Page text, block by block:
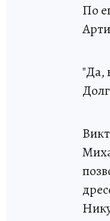
По
"Да,